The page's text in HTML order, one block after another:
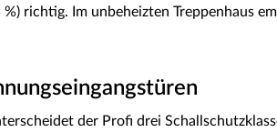
richtig. Im unbeheizten Treppenhaus
der Profi drei